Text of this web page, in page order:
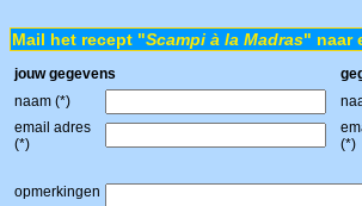
Mail het recept "Scampi à la Madras" naar
jouw gegevens
naam (*)
email adres
(*)
(*)
opmerkingen